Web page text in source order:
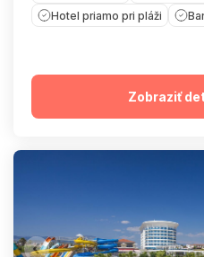
Hotel priamo pri pláži
Zobraziť